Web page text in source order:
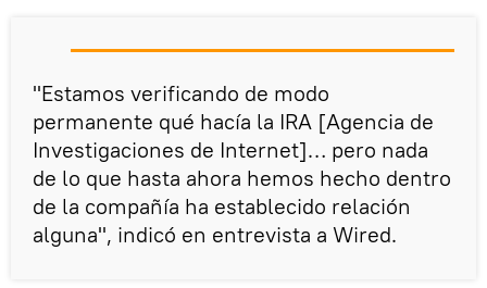
"Estamos verificando de modo
permanente qué hacía la IRA [Agencia de
Investigaciones de Internet]… pero nada
de lo que hasta ahora hemos hecho dentro
de la compañía ha establecido relación
alguna", indicó en entrevista a Wired.